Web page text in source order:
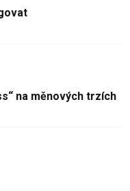
na měnových trzích